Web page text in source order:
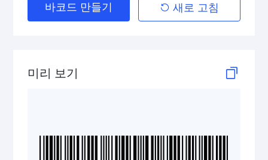
Telepen
LOGMARS
바코드 만들기 새로 고침
미리 보기